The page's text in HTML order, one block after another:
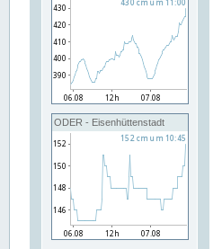
ODER - Eisenhüttenstadt